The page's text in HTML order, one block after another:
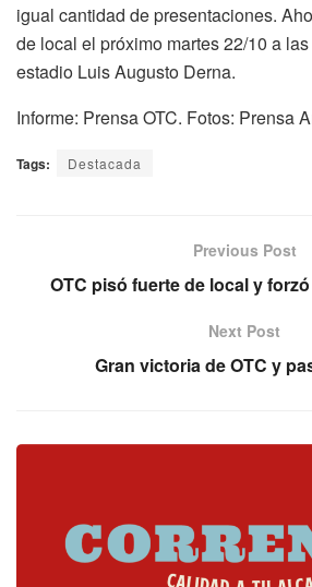
igual cantidad de presentaciones.
de local el próximo martes 22/10 a
estadio Luis Augusto Derna.
Informe: Prensa OTC. Fotos: Prensa
Tags: Destacada
Previous Post
OTC pisó fuerte de local y
Next Post
Gran victoria de OTC y